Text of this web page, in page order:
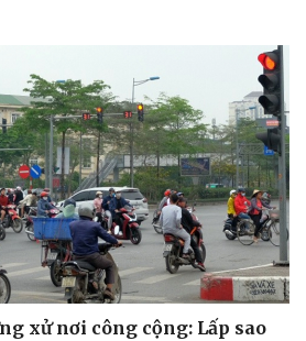
xử nơi công cộng: Lấp sao